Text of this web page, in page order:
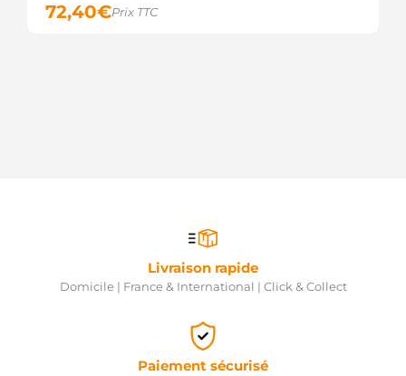
72,40€Prix TTC
Livraison rapide
Domicile | France & International | Click & Collect
Paiement sécurisé